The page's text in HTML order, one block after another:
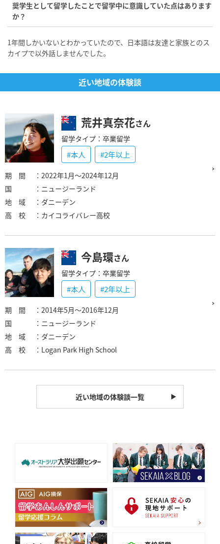
奨学生として留学したことで留学中に意識していた点はあります
か？
1年間しかいないとわかっていたので、日本語は友達と家族とのス
カイプで以外話しませんでした。
近い地域の体験談
荒井真奈花さん
留学タイプ：卒業留学
#本人 #2年以上
期 間
：2022年1月〜2024年12月
国
：ニュージーランド
地 域
：ダニーデン
高 校
：カイコライバレー高校
今島環さん
留学タイプ：卒業留学
#本人 #2年以上
期 間
：2014年5月〜2016年12月
国
：ニュージーランド
地 域
：ダニーデン
高 校
：Logan Park High School
近い地域の体験談一覧